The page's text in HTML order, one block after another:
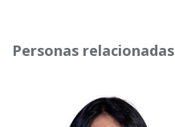
Personas relacionadas